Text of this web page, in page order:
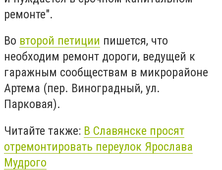
ремонте".
Во второй петиции пишется, что
необходим ремонт дороги, ведущей к
гаражным сообществам в микрорайоне
Артема (пер. Виноградный, ул.
Парковая).
Читайте также: В Славянске просят
отремонтировать переулок Ярослава
Мудрого